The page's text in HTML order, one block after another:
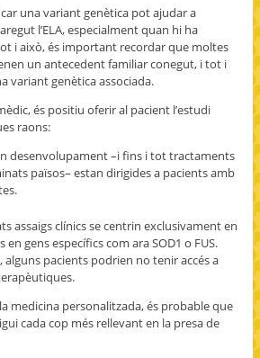
una variant genètica pot ajudar a
l’ELA, especialment quan hi ha
i això, és important recordar que moltes
un antecedent familiar conegut, i tot i
variant genètica associada.
és positiu oferir al pacient l’estudi
raons:
desenvolupament –i fins i tot tractaments
països– estan dirigides a pacients amb
assaigs clínics se centrin exclusivament en
gens específics com ara SOD1 o FUS.
alguns pacients podrien no tenir accés a
medicina personalitzada, és probable que
cada cop més rellevant en la presa de